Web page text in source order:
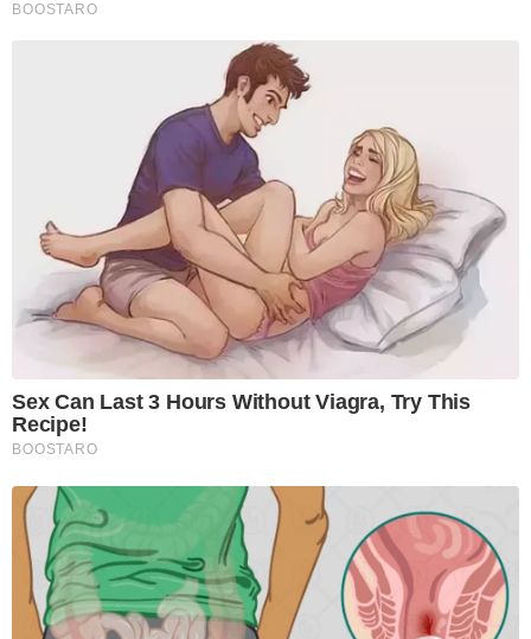
BOOSTARO
Sex Can Last 3 Hours Without Viagra, Try This
Recipe!
BOOSTARO